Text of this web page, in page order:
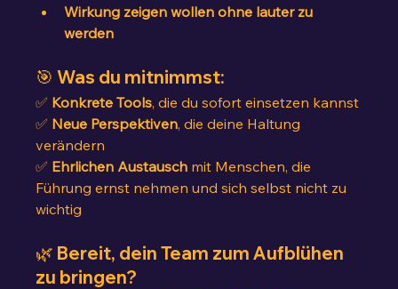
Wirkung zeigen wollen ohne lauter zu
werden
🎯 Was du mitnimmst:
✅ Konkrete Tools, die du sofort einsetzen kannst
✅ Neue Perspektiven, die deine Haltung
verändern
✅ Ehrlichen Austausch mit Menschen, die
Führung ernst nehmen und sich selbst nicht zu
wichtig
🌿 Bereit, dein Team zum Aufblühen
zu bringen?